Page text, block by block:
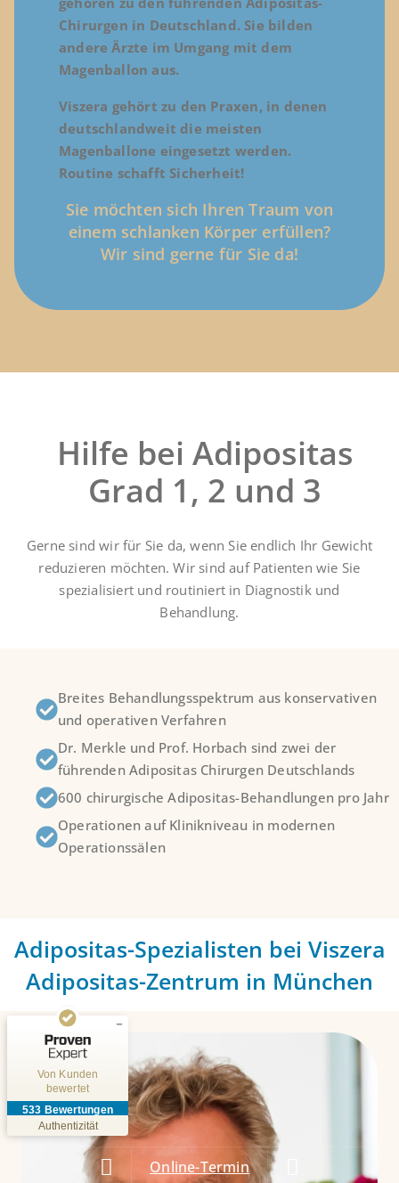
Chirurgen in Deutschland. Sie bilden
andere Ärzte im Umgang mit dem
Magenballon aus.
Viszera gehört zu den Praxen, in denen
deutschlandweit die meisten
Magenballone eingesetzt werden.
Routine schafft Sicherheit!
Sie möchten sich Ihren Traum von
einem schlanken Körper erfüllen?
Wir sind gerne für Sie da!
Hilfe bei Adipositas
Grad 1, 2 und 3
Gerne sind wir für Sie da, wenn Sie endlich Ihr Gewicht
reduzieren möchten. Wir sind auf Patienten wie Sie
spezialisiert und routiniert in Diagnostik und
Behandlung.
Breites Behandlungsspektrum aus konservativen
und operativen Verfahren
Dr. Merkle und Prof. Horbach sind zwei der
führenden Adipositas Chirurgen Deutschlands
600 chirurgische Adipositas-Behandlungen pro Jahr
Operationen auf Klinikniveau in modernen
Operationssälen
Adipositas-Spezialisten bei Viszera
Adipositas-Zentrum in München
Online-Termin
Von Kunden
bewertet
533 Bewertungen
Authentizität
95
%
Empfehlungen auf
ProvenExpert.com
SEHR GUT
4,93
/
5,00
ProvenExpert.com
514
Bewertungen von
5 anderen Quellen
Blick aufs ProvenExpert-Profil werfen
30.07.2026